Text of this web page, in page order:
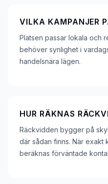
VILKA KAMPANJER
Platsen passar lokala och
behöver synlighet i
handelsnära lägen.
HUR RÄKNAS
Räckvidden bygger på
där sådan finns. När exakt
beräknas förväntade